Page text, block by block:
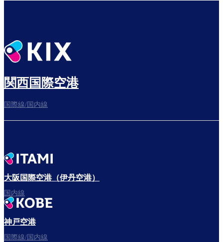
関西国際空港
国際線/国内線
大阪国際空港（伊丹空港）
国内線
神戸空港
国際線/国内線